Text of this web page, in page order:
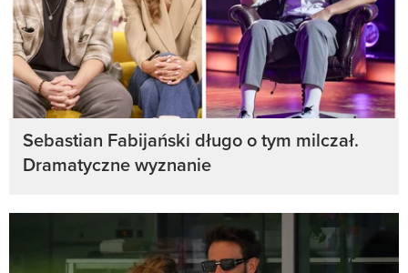
Sebastian Fabijański długo o tym milczał.
Dramatyczne wyznanie